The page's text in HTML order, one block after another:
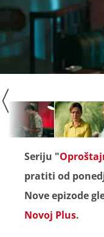
Seriju "
pratiti od
Nove epizode
Novoj Plus.